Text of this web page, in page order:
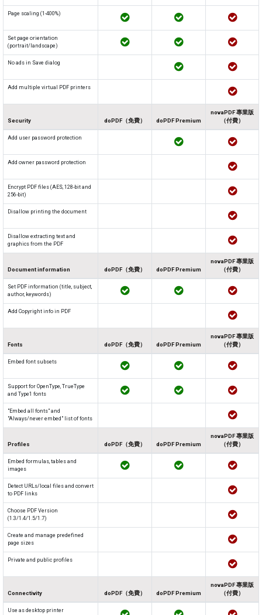
Page scaling (1-400%)
Set page orientation
(portrait/landscape)
No ads in Save dialog
Add multiple virtual PDF printers
Security doPDF（免費） doPDF Premium
novaPDF 專業版
（付費）
Add user password protection
Add owner password protection
Encrypt PDF files (AES, 128-bit and
256-bit)
Disallow printing the document
Disallow extracting text and
graphics from the PDF
Document information doPDF（免費） doPDF Premium
novaPDF 專業版
（付費）
Set PDF information (title, subject,
author, keywords)
Add Copyright info in PDF
Fonts doPDF（免費） doPDF Premium
novaPDF 專業版
（付費）
Embed font subsets
Support for OpenType, TrueType
and Type1 fonts
"Embed all fonts" and
"Always/never embed" list of fonts
Profiles doPDF（免費） doPDF Premium
novaPDF 專業版
（付費）
Embed formulas, tables and
images
Detect URLs/local files and convert
to PDF links
Choose PDF Version
(1.3/1.4/1.5/1.7)
Create and manage predefined
page sizes
Private and public profiles
Connectivity doPDF（免費） doPDF Premium
novaPDF 專業版
（付費）
Use as desktop printer